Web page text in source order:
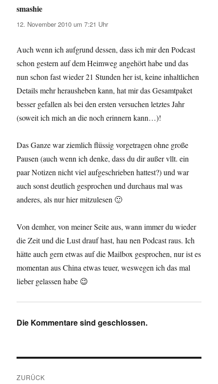
smashie
12. November 2010 um 7:21 Uhr
Auch wenn ich aufgrund dessen, dass ich mir den Podcast
schon gestern auf dem Heimweg angehört habe und das
nun schon fast wieder 21 Stunden her ist, keine inhaltlichen
Details mehr herausheben kann, hat mir das Gesamtpaket
besser gefallen als bei den ersten versuchen letztes Jahr
(soweit ich mich an die noch erinnern kann…)!
Das Ganze war ziemlich flüssig vorgetragen ohne große
Pausen (auch wenn ich denke, dass du dir außer vllt. ein
paar Notizen nicht viel aufgeschrieben hattest?) und war
auch sonst deutlich gesprochen und durchaus mal was
anderes, als nur hier mitzulesen 🙂
Von demher, von meiner Seite aus, wann immer du wieder
die Zeit und die Lust drauf hast, hau nen Podcast raus. Ich
hätte auch gern etwas auf die Mailbox gesprochen, nur ist es
momentan aus China etwas teuer, weswegen ich das mal
lieber gelassen habe 😉
Die Kommentare sind geschlossen.
ZURÜCK